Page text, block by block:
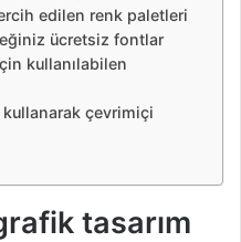
edilen renk paletleri
ücretsiz fontlar
kullanılabilen
kullanarak çevrimiçi
tasarım